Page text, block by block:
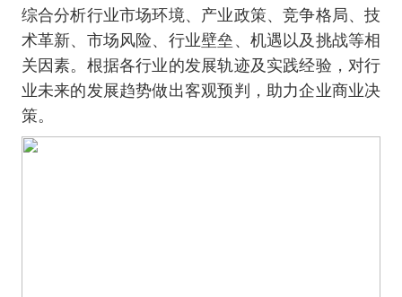
综合分析行业市场环境、产业政策、竞争格局、技
术革新、市场风险、行业壁垒、机遇以及挑战等相
关因素。根据各行业的发展轨迹及实践经验，对行
业未来的发展趋势做出客观预判，助力企业商业决
策。